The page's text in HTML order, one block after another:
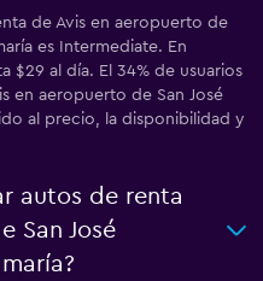
de Avis en aeropuerto de
es Intermediate. En
al día. El 34% de usuarios
en aeropuerto de San José
al precio, la disponibilidad y
autos de renta
San José